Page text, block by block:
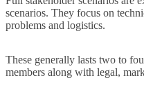
scenarios. They focus on
problems and logistics.
These generally lasts two to
members along with legal,